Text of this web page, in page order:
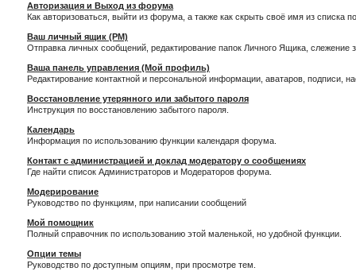
Авторизация и Выход из форума
Как авторизоваться, выйти из форума, а также как скрыть своё имя из списка
Ваш личный ящик (PM)
Отправка личных сообщений, редактирование папок Личного Ящика,
Ваша панель управления (Мой профиль)
Редактирование контактной и персональной информации, аватаров,
Восстановление утерянного или забытого пароля
Инструкция по восстановлению забытого пароля.
Календарь
Информация по использованию функции календаря форума.
Контакт с администрацией и доклад модератору о сообщениях
Где найти список Администраторов и Модераторов форума.
Модерирование
Руководство по функциям, при написании сообщений
Мой помощник
Полный справочник по использованию этой маленькой, но удобной функции.
Опции темы
Руководство по доступным опциям, при просмотре тем.